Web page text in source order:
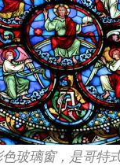
玻璃窗，是哥特